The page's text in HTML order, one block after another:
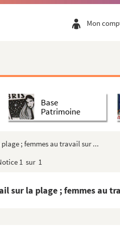
Mon
Base
Patrimoine
; femmes au travail sur ...
1 sur 1
sur la plage ; femmes au
coques : « CAL 166 », « ...
au ramassage sur la...